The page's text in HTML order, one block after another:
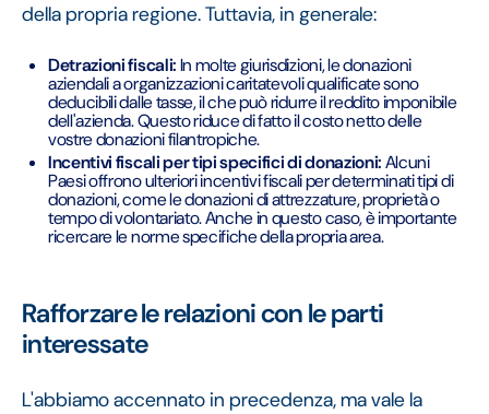
della propria regione. Tuttavia, in generale:
Detrazioni fiscali:In molte giurisdizioni, le donazioni
aziendali a organizzazioni caritatevoli qualificate sono
deducibili dalle tasse, il che può ridurre il reddito imponibile
dell'azienda. Questo riduce di fatto il costo netto delle
vostre donazioni filantropiche.
Incentivi fiscali per tipi specifici di donazioni:Alcuni
Paesi offrono ulteriori incentivi fiscali per determinati tipi di
donazioni, come le donazioni di attrezzature, proprietà o
tempo di volontariato. Anche in questo caso, è importante
ricercare le norme specifiche della propria area.
Rafforzare le relazioni con le parti
interessate
L'abbiamo accennato in precedenza, ma vale la